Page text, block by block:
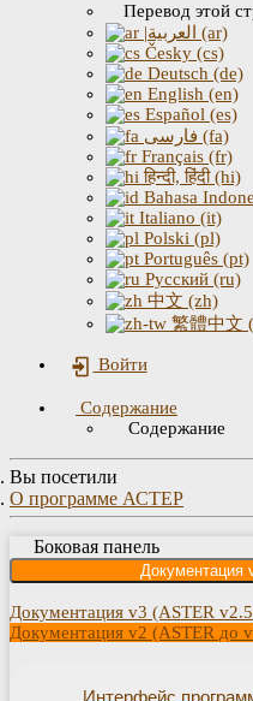
Перевод этой
|العربية (ar)
Česky (cs)
Deutsch (de)
English (en)
Español (es)
فارسی (fa)
Français (fr)
हिन्दी, हिंदी (hi)
Bahasa
Italiano (it)
Polski (pl)
Português (pt)
Русский (ru)
中文 (zh)
繁體中文
Войти
Содержание
Содержание
Вы посетили
О программе АСТЕР
Боковая панель
Документация
Документация v3 (ASTER
Документация v2 (ASTER до
Интерфейс